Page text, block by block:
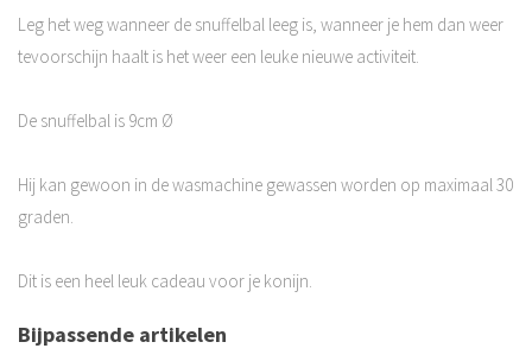
Leg het weg wanneer de snuffelbal leeg is, wanneer je hem dan weer
tevoorschijn haalt is het weer een leuke nieuwe activiteit.
De snuffelbal is 9cm Ø
Hij kan gewoon in de wasmachine gewassen worden op maximaal 30
graden.
Dit is een heel leuk cadeau voor je konijn.
Bijpassende artikelen